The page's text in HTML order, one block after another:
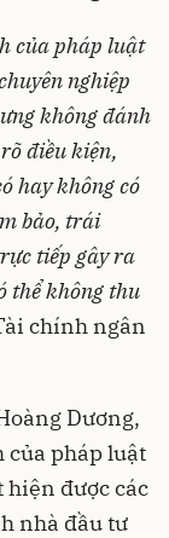
của pháp luật
nghiệp
không đánh
điều kiện,
hay không có
bảo, trái
tiếp gây ra
thể không thu
chính ngân
Dương,
của pháp luật
hiện được các
nhà đầu tư